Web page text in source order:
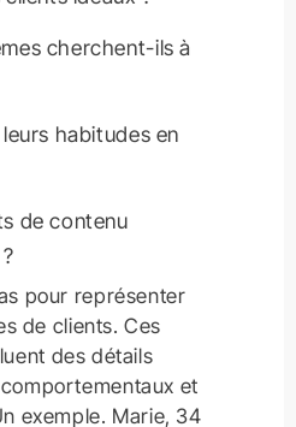
cherchent-ils à
habitudes en
de contenu
pour représenter
de clients. Ces
des détails
et
exemple. Marie, 34